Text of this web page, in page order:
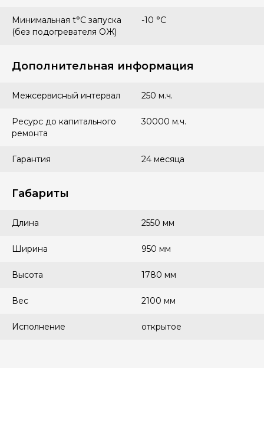
Минимальная t°С запуска
(без подогревателя ОЖ)
-10 °С
Дополнительная информация
Межсервисный интервал 250 м.ч.
Ресурс до капитального
ремонта
30000 м.ч.
Гарантия 24 месяца
Габариты
Длина 2550 мм
Ширина 950 мм
Высота 1780 мм
Вес 2100 мм
Исполнение открытое